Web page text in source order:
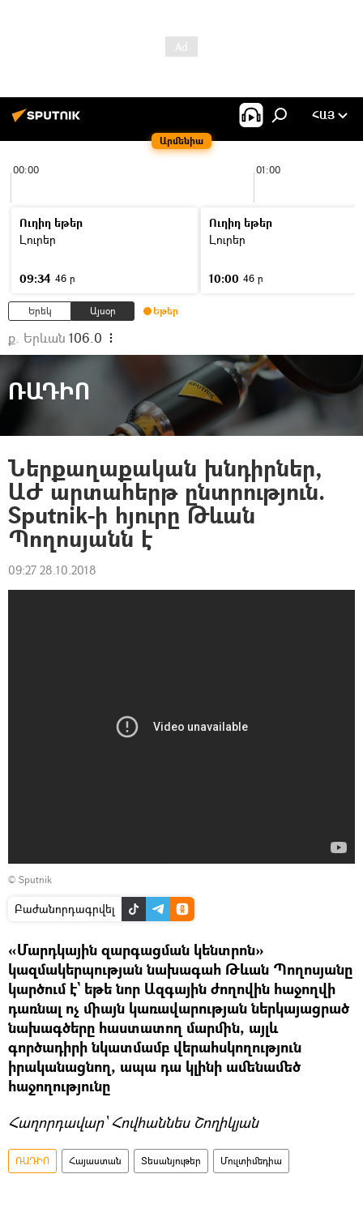
Արմենիա
ՀԱՅ
00:00 01:00
Ուղիղ եթեր
Լուրեր
09:34 46 ր
Ուղիղ եթեր
Լուրեր
10:00 46 ր
Երեկ Այսօր Եթեր
ք. Երևան 106.0
ՌԱԴԻՈ
Ներքաղաքական խնդիրներ,
ԱԺ արտահերթ ընտրություն.
Sputnik-ի հյուրը Թևան
Պողոսյանն է
09:27 28.10.2018
© Sputnik
Բաժանորդագրվել
«Մարդկային զարգացման կենտրոն»
կազմակերպության նախագահ Թևան Պողոսյանը
կարծում է` եթե նոր Ազգային ժողովին հաջողվի
դառնալ ոչ միայն կառավարության ներկայացրած
նախագծերը հաստատող մարմին, այլև
գործադիրի նկատմամբ վերահսկողություն
իրականացնող, ապա դա կլինի ամենամեծ
հաջողությունը
Հաղորդավար՝ Հովհաննես Շողիկյան
ՌԱԴԻՈ Հայաստան Տեսանյութեր Մուլտիմեդիա